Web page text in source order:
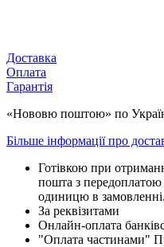
Доставка
Оплата
Гарантія
«Нововю поштою» по
Більше інформації про
Готівкою при
пошта з
одиницю в замовленні.
За реквізитами
Онлайн-оплата
"Оплата частинами"